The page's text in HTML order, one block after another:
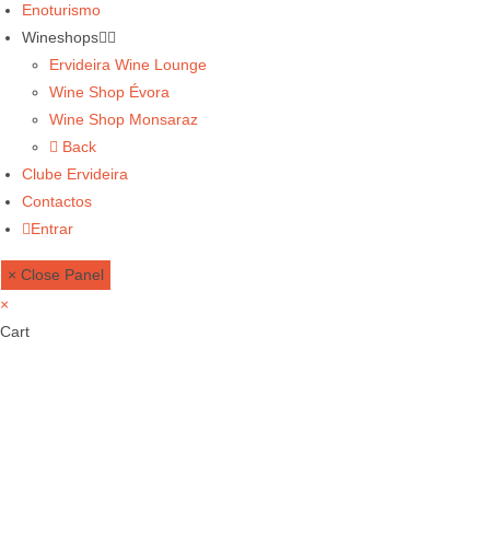
Enoturismo
Wineshops
Ervideira Wine Lounge
Wine Shop Évora
Wine Shop Monsaraz
Back
Clube Ervideira
Contactos
Entrar
× Close Panel
×
Cart